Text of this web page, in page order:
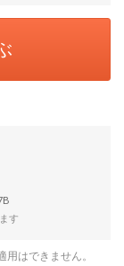
す
はできません。